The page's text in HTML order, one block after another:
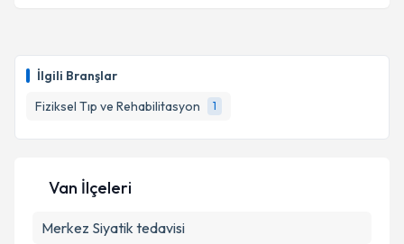
İlgili Branşlar
Fiziksel Tıp ve Rehabilitasyon
1
takvim hazırlandığında e-posta ile bilgilendireceğiz.
Metni'ni okudum ve kişisel verilerimin belirtilen
Van İlçeleri
Merkez Siyatik tedavisi